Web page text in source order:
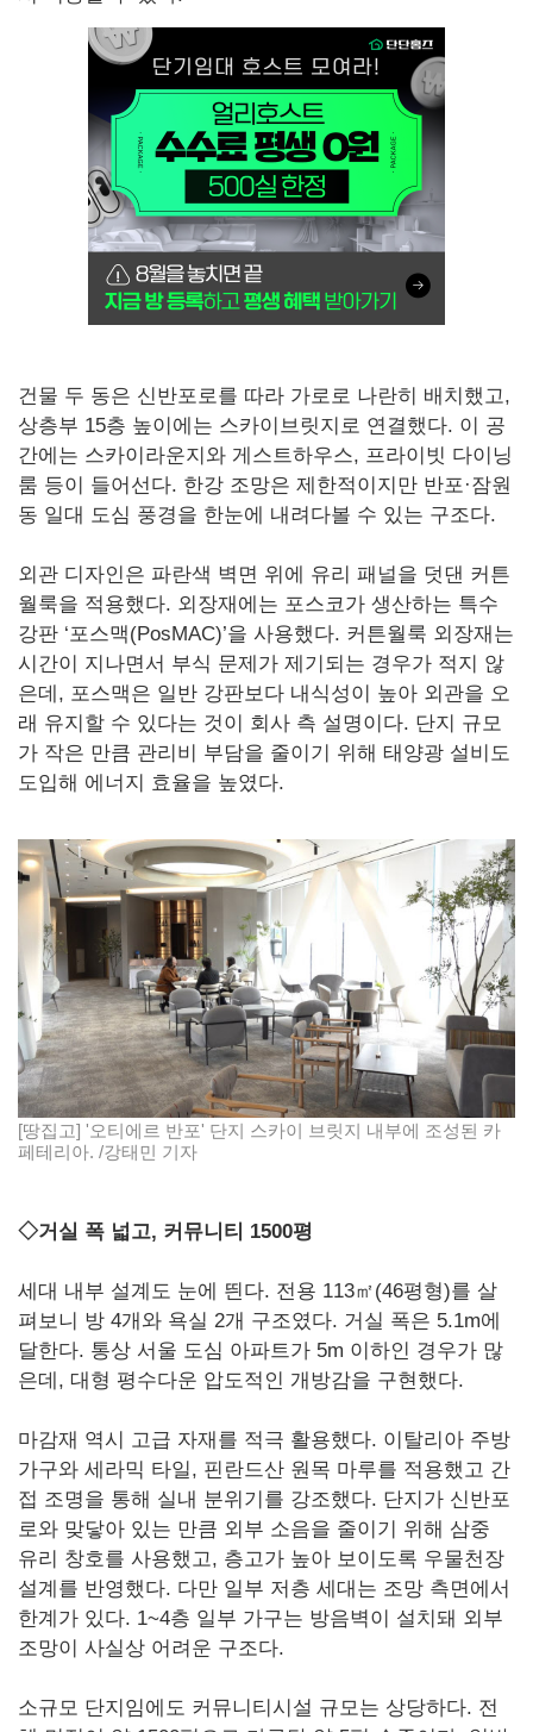
건물 두 동은 신반포로를 따라 가로로 나란히 배치했고,
상층부 15층 높이에는 스카이브릿지로 연결했다. 이 공
간에는 스카이라운지와 게스트하우스, 프라이빗 다이닝
룸 등이 들어선다. 한강 조망은 제한적이지만 반포·잠원
동 일대 도심 풍경을 한눈에 내려다볼 수 있는 구조다.
외관 디자인은 파란색 벽면 위에 유리 패널을 덧댄 커튼
월룩을 적용했다. 외장재에는 포스코가 생산하는 특수
강판 ‘포스맥(PosMAC)’을 사용했다. 커튼월룩 외장재는
시간이 지나면서 부식 문제가 제기되는 경우가 적지 않
은데, 포스맥은 일반 강판보다 내식성이 높아 외관을 오
래 유지할 수 있다는 것이 회사 측 설명이다. 단지 규모
가 작은 만큼 관리비 부담을 줄이기 위해 태양광 설비도
도입해 에너지 효율을 높였다.
[땅집고] '오티에르 반포' 단지 스카이 브릿지 내부에 조성된 카
페테리아. /강태민 기자
◇거실 폭 넓고, 커뮤니티 1500평
세대 내부 설계도 눈에 띈다. 전용 113㎡(46평형)를 살
펴보니 방 4개와 욕실 2개 구조였다. 거실 폭은 5.1m에
달한다. 통상 서울 도심 아파트가 5m 이하인 경우가 많
은데, 대형 평수다운 압도적인 개방감을 구현했다.
마감재 역시 고급 자재를 적극 활용했다. 이탈리아 주방
가구와 세라믹 타일, 핀란드산 원목 마루를 적용했고 간
접 조명을 통해 실내 분위기를 강조했다. 단지가 신반포
로와 맞닿아 있는 만큼 외부 소음을 줄이기 위해 삼중
유리 창호를 사용했고, 층고가 높아 보이도록 우물천장
설계를 반영했다. 다만 일부 저층 세대는 조망 측면에서
한계가 있다. 1~4층 일부 가구는 방음벽이 설치돼 외부
조망이 사실상 어려운 구조다.
소규모 단지임에도 커뮤니티시설 규모는 상당하다. 전